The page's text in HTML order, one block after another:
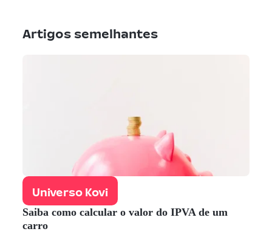
Artigos semelhantes
Universo Kovi
Saiba como calcular o valor do IPVA de um
carro